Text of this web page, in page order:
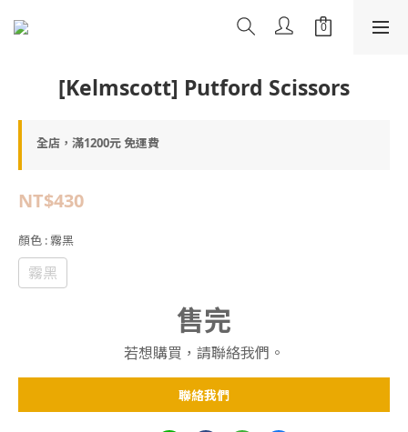
[Kelmscott] Putford Scissors
全店，滿1200元 免運費
NT$430
顏色 : 霧黑
霧黑
售完
若想購買，請聯絡我們。
聯絡我們